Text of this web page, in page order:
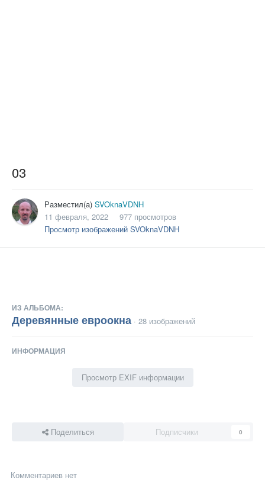
03
Разместил(а) SVOknaVDNH
11 февраля, 2022
977 просмотров
Просмотр изображений SVOknaVDNH
ИЗ АЛЬБОМА:
Деревянные евроокна · 28 изображений
ИНФОРМАЦИЯ
Просмотр EXIF информации
Поделиться Подписчики 0
Комментариев нет